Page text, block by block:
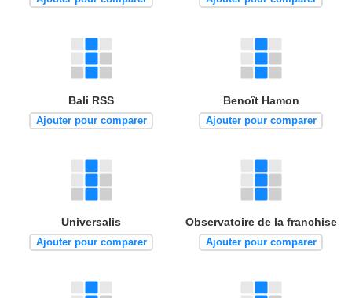
Bali RSS
Ajouter pour comparer
Benoît Hamon
Ajouter pour comparer
Universalis
Ajouter pour comparer
Observatoire de la franchise
Ajouter pour comparer